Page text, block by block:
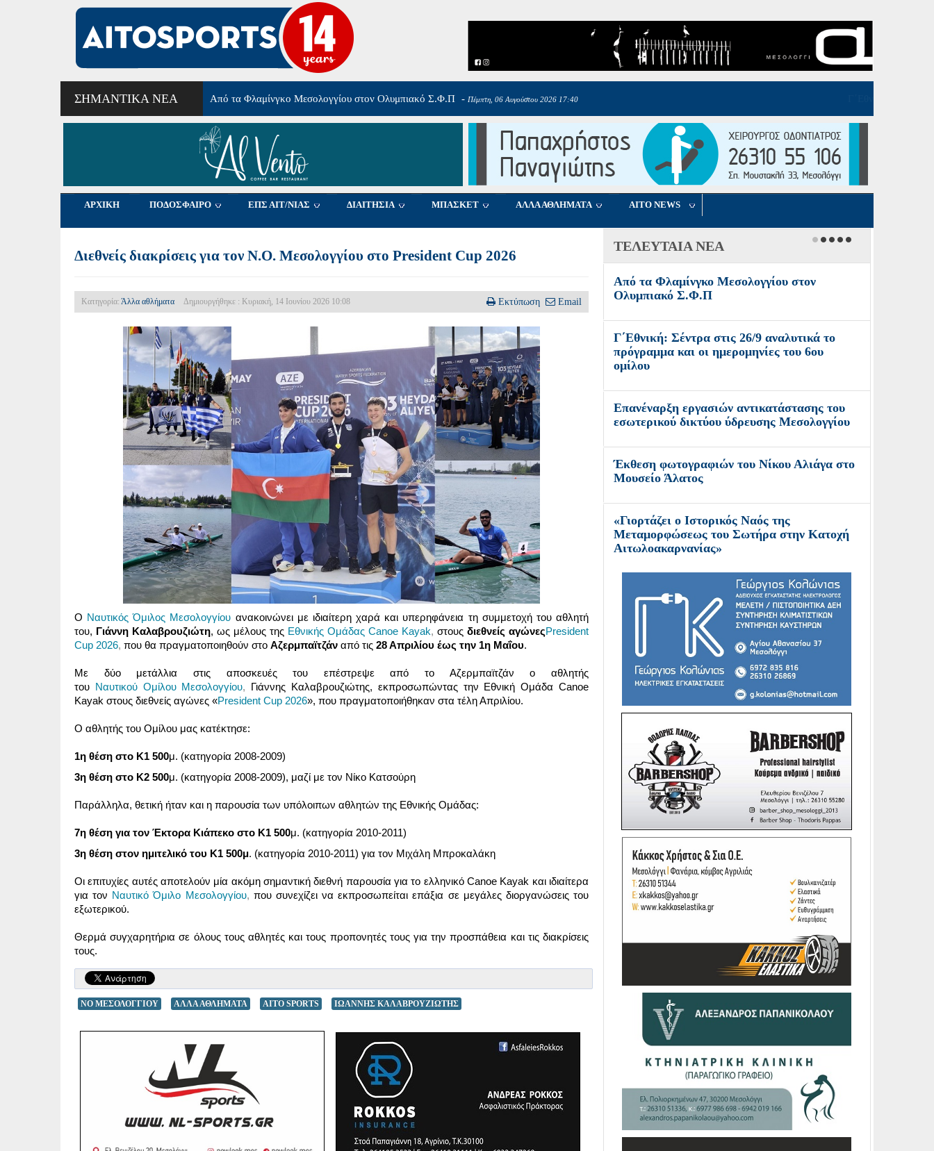
ΣΗΜΑΝΤΙΚΆ ΝΈΑ Γ΄Εθνική: Σέντρα στις 26/9 αναλυτικά το πρόγραμμα και οι ημερομηνίες του 6ου ομίλου
ΑΡΧΙΚΗ ΠΟΔΟΣΦΑΙΡΟ ΕΠΣ ΑΙΤ/ΝΙΑΣ ΔΙΑΙΤΗΣΙΑ ΜΠΑΣΚΕΤ ΑΛΛΑ ΑΘΛΗΜΑΤΑ AITO NEWS
Διεθνείς διακρίσεις για τον Ν.Ο. Μεσολογγίου στο President Cup 2026
Κατηγορία: Άλλα αθλήματα Δημιουργήθηκε : Κυριακή, 14 Ιουνίου 2026 10:08 Εκτύπωση Email
Ο Ναυτικός Όμιλος Μεσολογγίου ανακοινώνει με ιδιαίτερη χαρά και υπερηφάνεια τη συμμετοχή του αθλητή
του, Γιάννη Καλαβρουζιώτη, ως μέλους της Εθνικής Ομάδας Canoe Kayak, στους διεθνείς αγώνεςPresident
Cup 2026, που θα πραγματοποιηθούν στο Αζερμπαϊτζάν από τις 28 Απριλίου έως την 1η Μαΐου.
Με δύο μετάλλια στις αποσκευές του επέστρεψε από το Αζερμπαϊτζάν ο αθλητής
του Ναυτικού Ομίλου Μεσολογγίου, Γιάννης Καλαβρουζιώτης, εκπροσωπώντας την Εθνική Ομάδα Canoe
Kayak στους διεθνείς αγώνες «President Cup 2026», που πραγματοποιήθηκαν στα τέλη Απριλίου.
Ο αθλητής του Ομίλου μας κατέκτησε:
1η θέση στο Κ1 500μ. (κατηγορία 2008-2009)
3η θέση στο Κ2 500μ. (κατηγορία 2008-2009), μαζί με τον Νίκο Κατσούρη
Παράλληλα, θετική ήταν και η παρουσία των υπόλοιπων αθλητών της Εθνικής Ομάδας:
7η θέση για τον Έκτορα Κιάπεκο στο Κ1 500μ. (κατηγορία 2010-2011)
3η θέση στον ημιτελικό του Κ1 500μ. (κατηγορία 2010-2011) για τον Μιχάλη Μπροκαλάκη
Οι επιτυχίες αυτές αποτελούν μία ακόμη σημαντική διεθνή παρουσία για το ελληνικό Canoe Kayak και ιδιαίτερα
για τον Ναυτικό Όμιλο Μεσολογγίου, που συνεχίζει να εκπροσωπείται επάξια σε μεγάλες διοργανώσεις του
εξωτερικού.
Θερμά συγχαρητήρια σε όλους τους αθλητές και τους προπονητές τους για την προσπάθεια και τις διακρίσεις
τους.
ΝΟ ΜΕΣΟΛΟΓΓΙΟΥ ΑΛΛΑ ΑΘΛΗΜΑΤΑ AITO SPORTS ΙΩΑΝΝΗΣ ΚΑΛΑΒΡΟΥΖΙΩΤΗΣ
ΤΕΛΕΥΤΑΙΑ ΝΕΑ
Από τα Φλαμίνγκο Μεσολογγίου στον
Ολυμπιακό Σ.Φ.Π
Γ΄Εθνική: Σέντρα στις 26/9 αναλυτικά το
πρόγραμμα και οι ημερομηνίες του 6ου
ομίλου
Επανέναρξη εργασιών αντικατάστασης του
εσωτερικού δικτύου ύδρευσης Μεσολογγίου
Έκθεση φωτογραφιών του Νίκου Αλιάγα στο
Μουσείο Άλατος
«Γιορτάζει ο Ιστορικός Ναός της
Μεταμορφώσεως του Σωτήρα στην Κατοχή
Αιτωλοακαρνανίας»